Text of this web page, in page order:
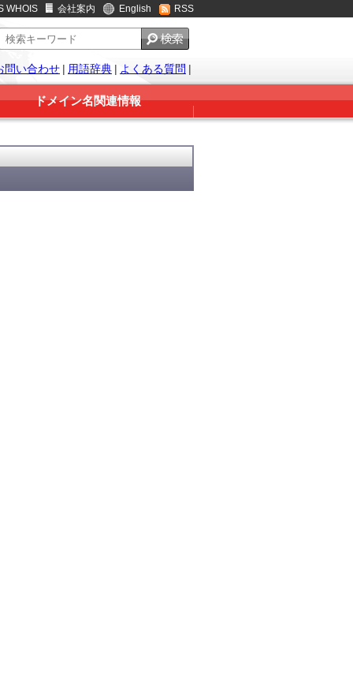
WHOIS 会社案内 English RSS
問い合わせ | 用語辞典 | よくある質問 |
ドメイン名関連情報